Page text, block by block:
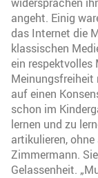
angeht. Einig
das Internet die
klassischen
ein respektvolles
Meinungsfreiheit
auf einen
schon im
lernen und zu
artikulieren,
Zimmermann.
Gelassenheit.